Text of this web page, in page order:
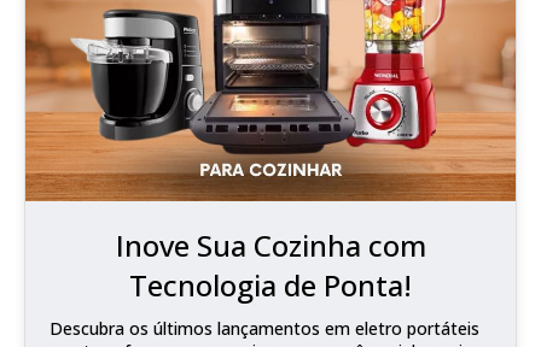
Inove Sua Cozinha com
Tecnologia de Ponta!
Descubra os últimos lançamentos em eletro portáteis